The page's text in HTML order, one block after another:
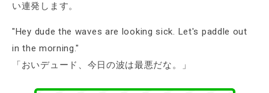
い連発します。
"Hey dude the waves are looking sick. Let's paddle out
in the morning."
「おいデュード、今日の波は最悪だな。」